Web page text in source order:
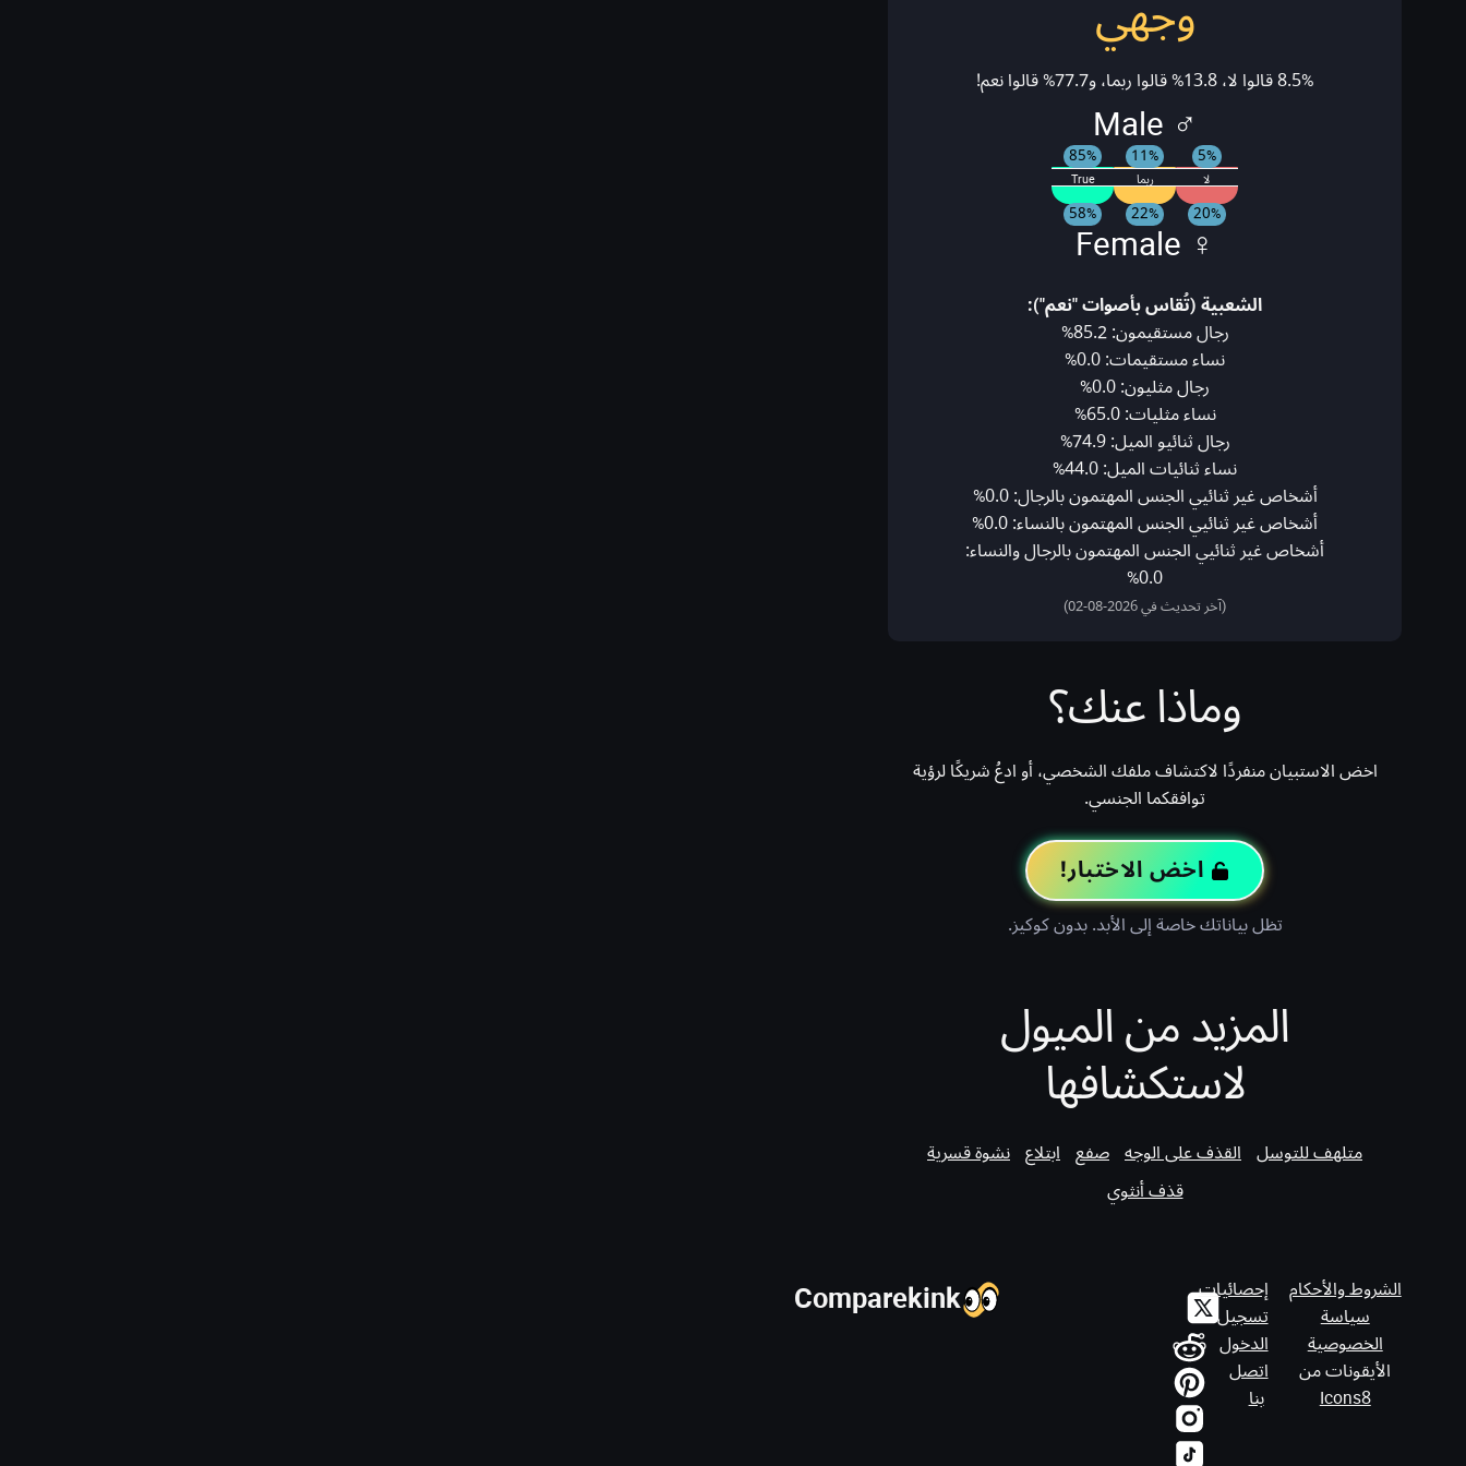
8.5% قالوا لا، 13.8% قالوا ربما، و77.7% قالوا نعم!
♂ Male
لا
5%
ربما
11%
True
85%
20%
22%
58% ♀ Female
الشعبية (تُقاس بأصوات "نعم"):
رجال مستقيمون: 85.2%
نساء مستقيمات: 0.0%
رجال مثليون: 0.0%
نساء مثليات: 65.0%
رجال ثنائيو الميل: 74.9%
نساء ثنائيات الميل: 44.0%
أشخاص غير ثنائيي الجنس المهتمون بالرجال: 0.0%
أشخاص غير ثنائيي الجنس المهتمون بالنساء: 0.0%
أشخاص غير ثنائيي الجنس المهتمون بالرجال والنساء:
0.0%
(آخر تحديث في 2026-08-02)
وماذا عنك؟
اخض الاستبيان منفردًا لاكتشاف ملفك الشخصي، أو ادعُ شريكًا لرؤية
توافقكما الجنسي.
اخض الاختبار!
تظل بياناتك خاصة إلى الأبد. بدون كوكيز.
المزيد من الميول
لاستكشافها
متلهف للتوسل القذف على الوجه صفع ابتلاع نشوة قسرية
قذف أنثوي
Comparekink إحصائيات
تسجيل
الدخول
اتصل
بنا
الشروط والأحكام
سياسة
الخصوصية
الأيقونات من
Icons8